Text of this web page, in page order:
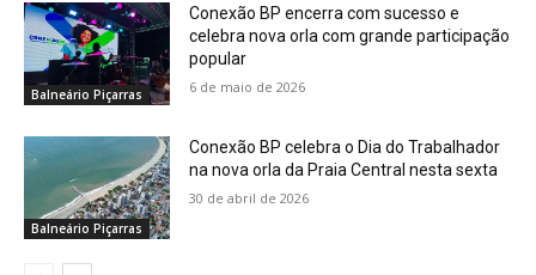
Balneário Piçarras
Conexão BP encerra com sucesso e
celebra nova orla com grande participação
popular
6 de maio de 2026
Balneário Piçarras
Conexão BP celebra o Dia do Trabalhador
na nova orla da Praia Central nesta sexta
30 de abril de 2026